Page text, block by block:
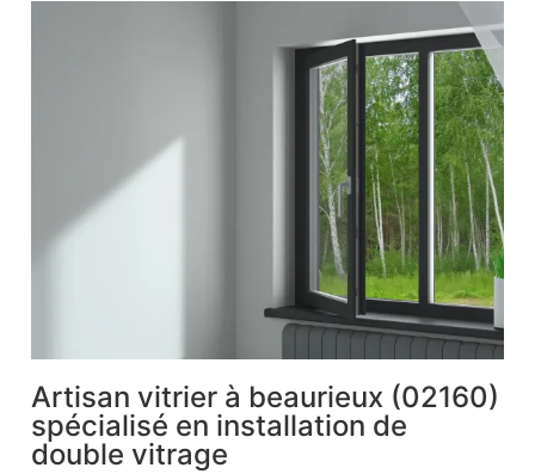
Artisan vitrier à beaurieux (02160)
spécialisé en installation de
double vitrage